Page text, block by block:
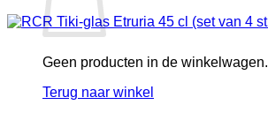
Geen producten in de winkelwagen.
Terug naar winkel